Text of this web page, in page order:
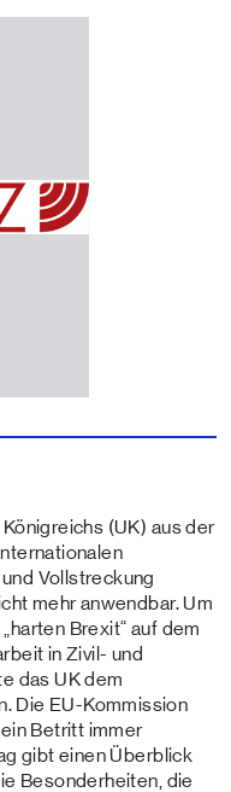
(UK) aus der
Vollstreckung
mehr anwendbar. Um
Brexit“ auf dem
in Zivil- und
das UK dem
Die EU-Kommission
Betritt immer
gibt einen Überblick
Besonderheiten, die